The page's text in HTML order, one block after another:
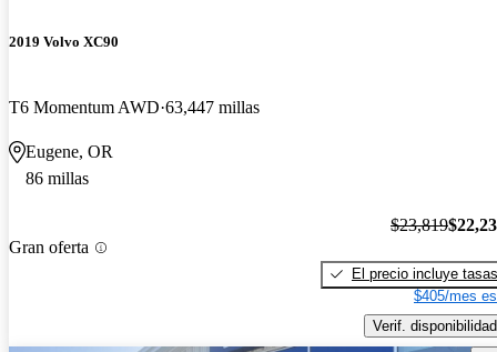
2019 Volvo XC90
T6 Momentum AWD 63,447 millas
Eugene, OR
86 millas
Gran oferta
$23,819
El precio incluye tasas
$405/mes
Verif. disponibilidad